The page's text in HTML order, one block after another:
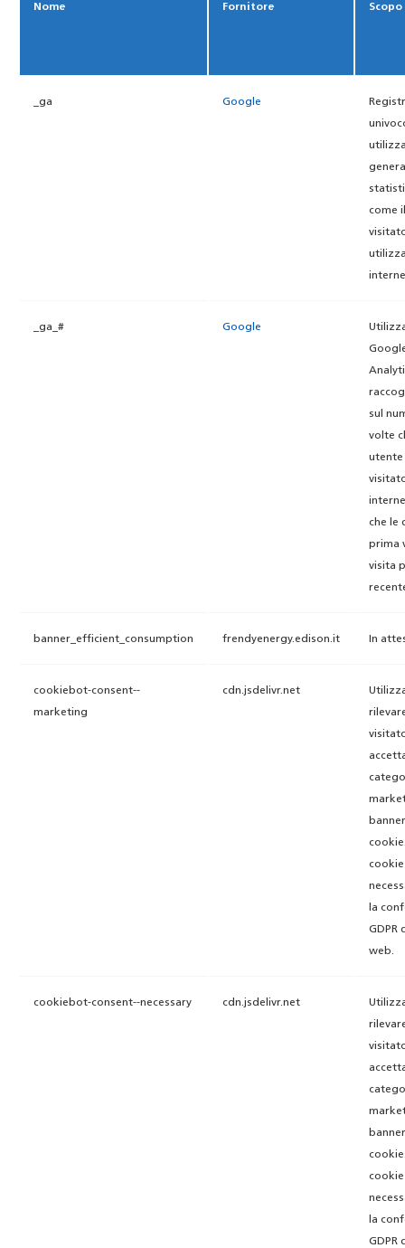
Nome Fornitore Scopo
_ga Google
come il
_ga_# Google
sul
volte
utente
che le
prima
visita
banner_efficient_consumption frendyenergy.edison.it In
cookiebot-consent--
marketing
cdn.jsdelivr.net
cookie
la
GDPR
web.
cookiebot-consent--necessary cdn.jsdelivr.net
cookie
la
GDPR